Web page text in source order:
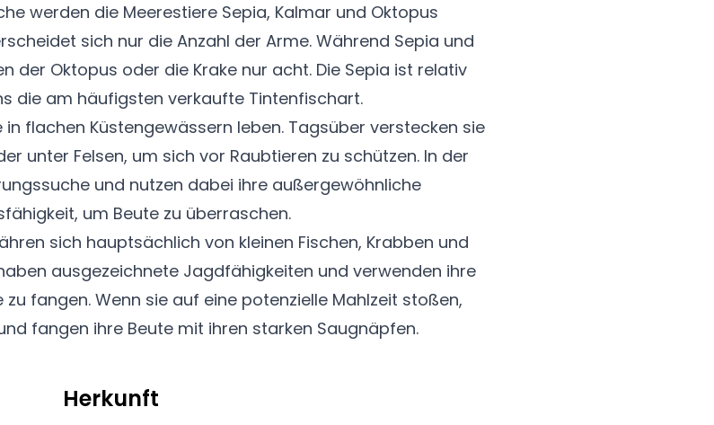
werden die Meerestiere Sepia, Kalmar und Oktopus
sich nur die Anzahl der Arme. Während Sepia und
der Oktopus oder die Krake nur acht. Die Sepia ist relativ
die am häufigsten verkaufte Tintenfischart.
flachen Küstengewässern leben. Tagsüber verstecken sie
unter Felsen, um sich vor Raubtieren zu schützen. In der
und nutzen dabei ihre außergewöhnliche
um Beute zu überraschen.
sich hauptsächlich von kleinen Fischen, Krabben und
ausgezeichnete Jagdfähigkeiten und verwenden ihre
fangen. Wenn sie auf eine potenzielle Mahlzeit stoßen,
fangen ihre Beute mit ihren starken Saugnäpfen.
Herkunft